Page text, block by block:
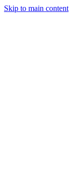
Skip to main content